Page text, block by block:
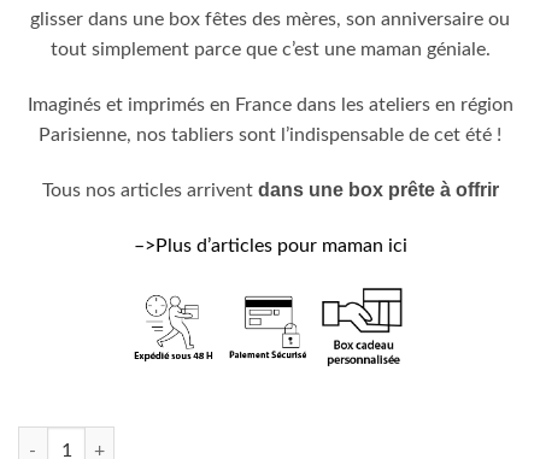
glisser dans une box fêtes des mères, son anniversaire ou
tout simplement parce que c’est une maman géniale.
Imaginés et imprimés en France dans les ateliers en région
Parisienne, nos tabliers sont l’indispensable de cet été !
Tous nos articles arrivent dans une box prête à offrir
–>Plus d’articles pour maman ici
quantité de Tablier de cuisine "La femme parfaite se fait